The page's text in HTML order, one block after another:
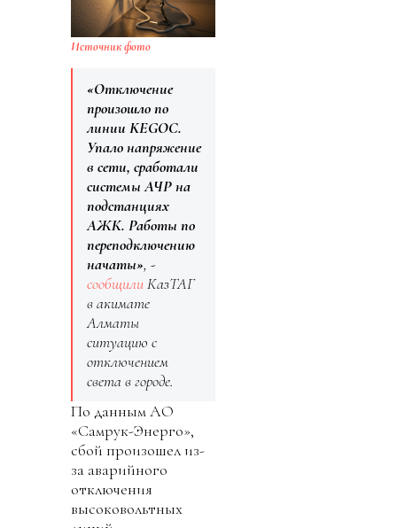
Источник фото
«Отключение
произошло по
линии KEGOC.
Упало напряжение
в сети, сработали
системы АЧР на
подстанциях
АЖК. Работы по
переподключению
начаты», -
сообщилиКазТАГ
в акимате
Алматы
ситуацию с
отключением
света в городе.
По данным АО
«Самрук-Энерго»,
сбой произошел из-
за аварийного
отключения
высоковольтных